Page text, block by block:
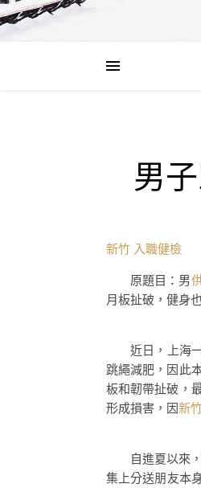
男
新竹 入職健檢
原題目：男
月板扯破，健身
近日，上海
跳繩減肥，因此
板和韌帶扯破，
形成損害，因新
自進夏以來
集上分送朋友本